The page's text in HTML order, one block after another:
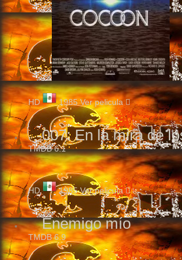
HD 1985 Ver pelicula
007: En la mira de
TMDB6.1
HD 1985 Ver pelicula
Enemigo mío
TMDB6.9